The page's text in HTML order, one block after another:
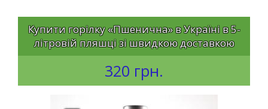
Купити горілку «Пшенична» в Україні в 5-
літровій пляшці зі швидкою доставкою
320 грн.